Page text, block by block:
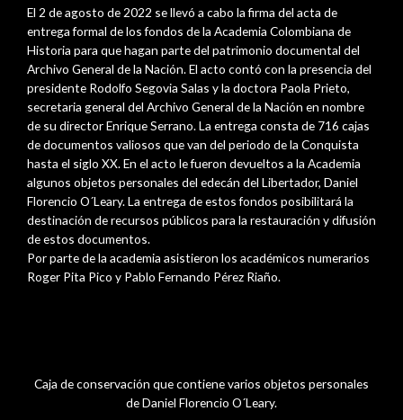
El 2 de agosto de 2022 se llevó a cabo la firma del acta de
entrega formal de los fondos de la Academia Colombiana de
Historia para que hagan parte del patrimonio documental del
Archivo General de la Nación. El acto contó con la presencia del
presidente Rodolfo Segovia Salas y la doctora Paola Prieto,
secretaria general del Archivo General de la Nación en nombre
de su director Enrique Serrano. La entrega consta de 716 cajas
de documentos valiosos que van del periodo de la Conquista
hasta el siglo XX. En el acto le fueron devueltos a la Academia
algunos objetos personales del edecán del Libertador, Daniel
Florencio O´Leary. La entrega de estos fondos posibilitará la
destinación de recursos públicos para la restauración y difusión
de estos documentos.
Por parte de la academia asistieron los académicos numerarios
Roger Pita Pico y Pablo Fernando Pérez Riaño.
Caja de conservación que contiene varios objetos personales
de Daniel Florencio O´Leary.